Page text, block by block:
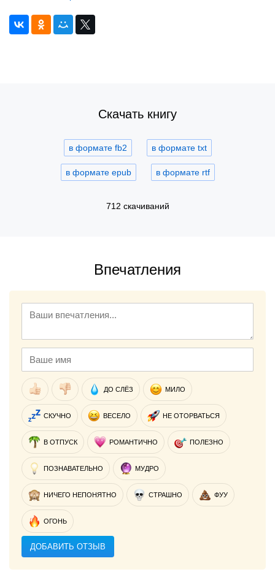
Скачать книгу
в формате fb2 в формате txt
в формате epub в формате rtf
712 скачиваний
Впечатления
ДО СЛЁЗ МИЛО
СКУЧНО ВЕСЕЛО НЕ ОТОРВАТЬСЯ
В ОТПУСК РОМАНТИЧНО ПОЛЕЗНО
ПОЗНАВАТЕЛЬНО МУДРО
НИЧЕГО НЕПОНЯТНО СТРАШНО ФУУ
ОГОНЬ
ДОБАВИТЬ ОТЗЫВ